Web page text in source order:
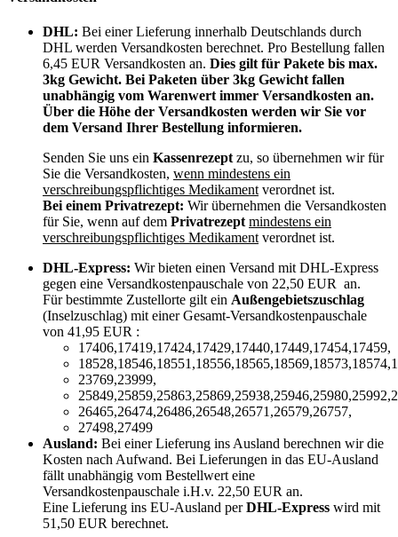
DHL: Bei einer Lieferung innerhalb Deutschlands durch
DHL werden Versandkosten berechnet. Pro Bestellung fallen
6,45 EUR Versandkosten an. Dies gilt für Pakete bis max.
3kg Gewicht. Bei Paketen über 3kg Gewicht fallen
unabhängig vom Warenwert immer Versandkosten an.
Über die Höhe der Versandkosten werden wir Sie vor
dem Versand Ihrer Bestellung informieren.
Senden Sie uns ein Kassenrezept zu, so übernehmen wir für
Sie die Versandkosten, wenn mindestens ein
verschreibungspflichtiges Medikament verordnet ist.
Bei einem Privatrezept: Wir übernehmen die Versandkosten
für Sie, wenn auf dem Privatrezept mindestens ein
verschreibungspflichtiges Medikament verordnet ist.
DHL-Express: Wir bieten einen Versand mit DHL-Express
gegen eine Versandkostenpauschale von 22,50 EUR an.
Für bestimmte Zustellorte gilt ein Außengebietszuschlag
(Inselzuschlag) mit einer Gesamt-Versandkostenpauschale
von 41,95 EUR :
17406,17419,17424,17429,17440,17449,17454,17459,
23769,23999,
26465,26474,26486,26548,26571,26579,26757,
27498,27499
Ausland: Bei einer Lieferung ins Ausland berechnen wir die
Kosten nach Aufwand. Bei Lieferungen in das EU-Ausland
fällt unabhängig vom Bestellwert eine
Versandkostenpauschale i.H.v. 22,50 EUR an.
Eine Lieferung ins EU-Ausland perDHL-Express wird mit
51,50 EUR berechnet.